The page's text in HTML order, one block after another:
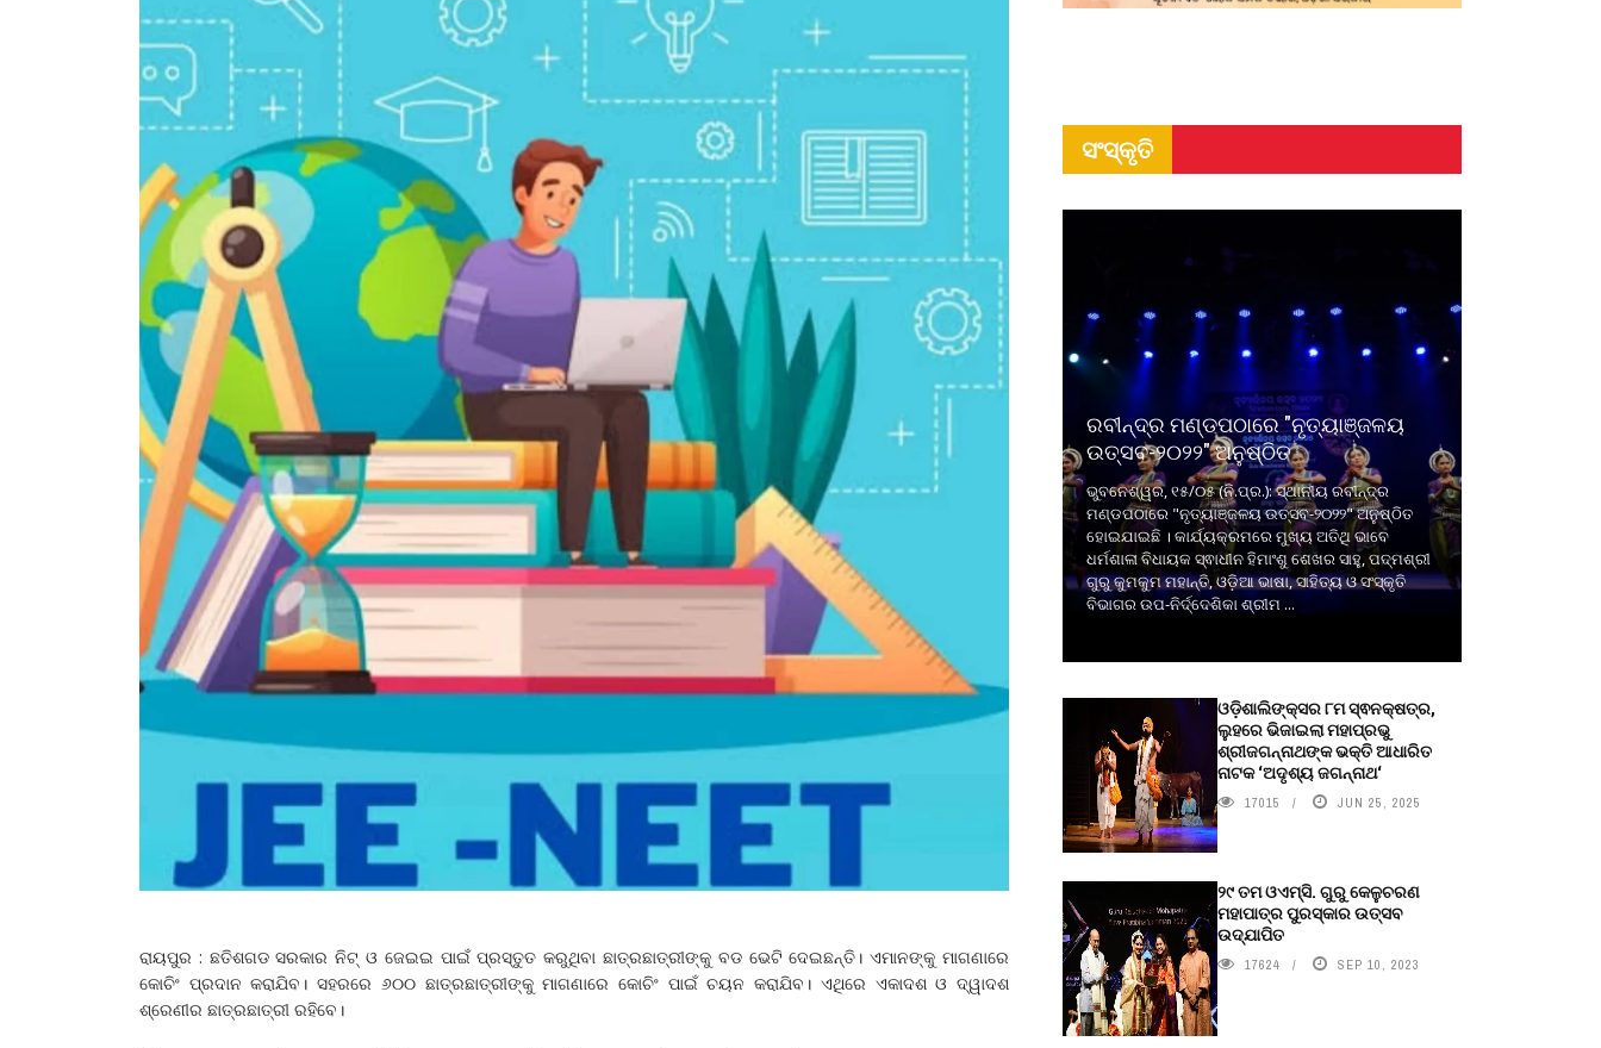
ରାୟପୁର : ଛତିଶଗଡ ସରକାର ନିଟ୍‌ ଓ ଜେଇଇ ପାଇଁ ପ୍ରସ୍ତୁତ କରୁଥିବା ଛାତ୍ରଛାତ୍ରୀଙ୍କୁ ବଡ ଭେଟି ଦେଇଛନ୍ତି। ଏମାନଙ୍କୁ ମାଗଣାରେ
କୋଚିଂ ପ୍ରଦାନ କରାଯିବ। ସହରରେ ୬୦୦ ଛାତ୍ରଛାତ୍ରୀଙ୍କୁ ମାଗଣାରେ କୋଚିଂ ପାଇଁ ଚୟନ କରାଯିବ। ଏଥିରେ ଏକାଦଶ ଓ ଦ୍ୱାଦଶ
ଶ୍ରେଣୀର ଛାତ୍ରଛାତ୍ରୀ ରହିବେ।
ସଂସ୍କୃତି
ରବୀନ୍ଦ୍ର ମଣ୍ଡପଠାରେ "ନୃତ୍ୟାଞ୍ଜଳୟ
ଉତ୍ସବ-୨୦୨୨" ଅନୁଷ୍ଠିତ
ଭୁବନେଶ୍ୱର, ୧୫/୦୫ (ନି.ପ୍ର.): ସ୍ଥାନୀୟ ରବୀନ୍ଦ୍ର
ମଣ୍ଡପଠାରେ "ନୃତ୍ୟାଞ୍ଜଳୟ ଉତ୍ସବ-୨୦୨୨" ଅନୁଷ୍ଠିତ
ହୋଇଯାଇଛି । କାର୍ଯ୍ୟକ୍ରମରେ ମୁଖ୍ୟ ଅତିଥି ଭାବେ
ଧର୍ମଶାଳା ବିଧାୟକ ସ୍ଵାଧୀନ ହିମାଂଶୁ ଶେଖର ସାହୁ, ପଦ୍ମଶ୍ରୀ
ଗୁରୁ କୁମକୁମ ମହାନ୍ତି, ଓଡ଼ିଆ ଭାଷା, ସାହିତ୍ୟ ଓ ସଂସ୍କୃତି
ବିଭାଗର ଉପ-ନିର୍ଦ୍ଦେଶିକା ଶ୍ରୀମ ...
ଓଡ଼ିଶାଲିଙ୍କ୍ସର ୮ମ ସ୍ଵନକ୍ଷତ୍ର,
ଲୁହରେ ଭିଜାଇଲା ମହାପ୍ରଭୁ
ଶ୍ରୀଜଗନ୍ନାଥଙ୍କ ଭକ୍ତି ଆଧାରିତ
ନାଟକ ‘ଅଦୃଶ୍ୟ ଜଗନ୍ନାଥ‘
17015 JUN 25, 2025
୨୯ ତମ ଓଏମ୍‌ସି. ଗୁରୁ କେଳୁଚରଣ
ମହାପାତ୍ର ପୁରସ୍କାର ଉତ୍ସବ
ଉଦ୍‍ଯାପିତ
17624 SEP 10, 2023